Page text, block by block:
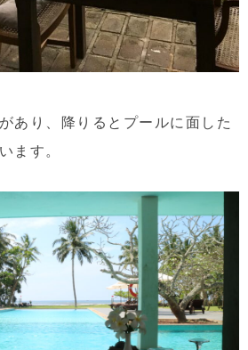
あり、降りるとプールに面した
ます。